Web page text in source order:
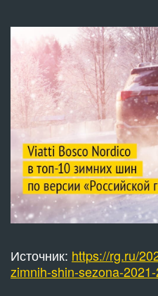
Источник: https://rg.ru/
zimnih-shin-sezona-